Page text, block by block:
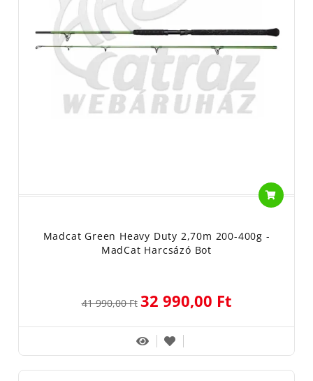
Madcat Green Heavy Duty 2,70m 200-400g -
MadCat Harcsázó Bot
41 990,00 Ft 32 990,00 Ft